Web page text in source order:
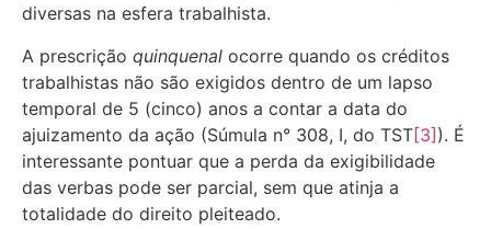
diversas na esfera trabalhista.
A prescrição quinquenal ocorre quando os créditos
trabalhistas não são exigidos dentro de um lapso
temporal de 5 (cinco) anos a contar a data do
ajuizamento da ação (Súmula n° 308, I, do TST[3]). É
interessante pontuar que a perda da exigibilidade
das verbas pode ser parcial, sem que atinja a
totalidade do direito pleiteado.